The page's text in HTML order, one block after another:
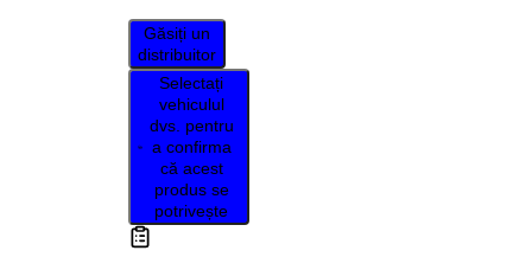
Găsiți un
distribuitor
Selectați
vehiculul
dvs. pentru
a confirma
că acest
produs se
potrivește